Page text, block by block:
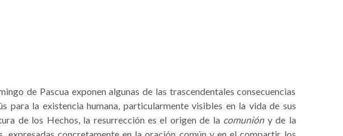
de Pascua exponen algunas de las trascendentales consecuencias
para la existencia humana, particularmente visibles en la vida de sus
de los Hechos, la resurrección es el origen de la comunióny de la